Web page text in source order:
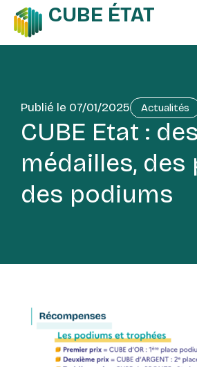
CUBE ÉTAT
Publié le 07/01/2025 Actualités
CUBE Etat : des
médailles, des
des podiums